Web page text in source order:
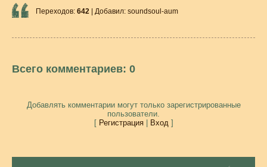
Переходов: 642 Добавил: soundsoul-aum
Всего комментариев: 0
Добавлять комментарии могут только зарегистрированные
пользователи.
[ Регистрация| Вход]